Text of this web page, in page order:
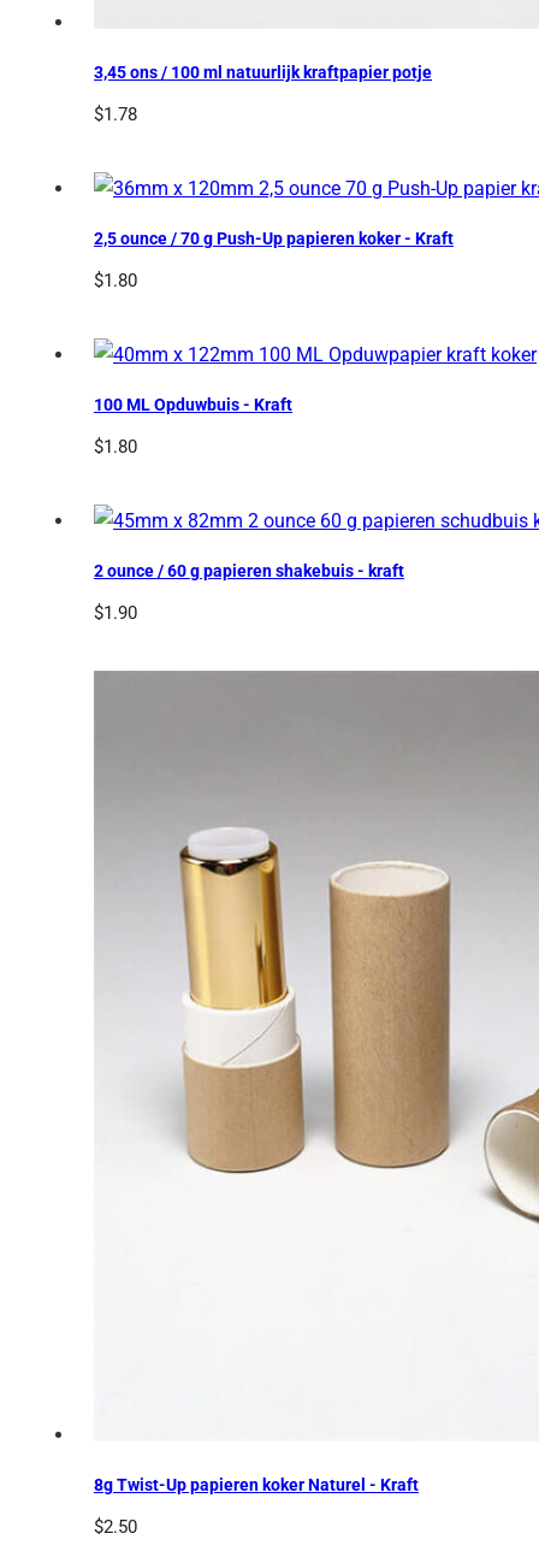
3,45 ons / 100 ml natuurlijk kraftpapier potje
$1.78
2,5 ounce / 70 g Push-Up papieren koker - Kraft
$1.80
100 ML Opduwbuis - Kraft
$1.80
2 ounce / 60 g papieren shakebuis - kraft
$1.90
8g Twist-Up papieren koker Naturel - Kraft
$2.50